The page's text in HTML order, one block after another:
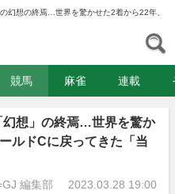
幻想の終焉…世界を驚かせた2着から22年、
競馬 麻雀 連載
幻想」の終焉…世界を驚か
ルドCに戻ってきた「当
編集部 2023.03.28 19:00